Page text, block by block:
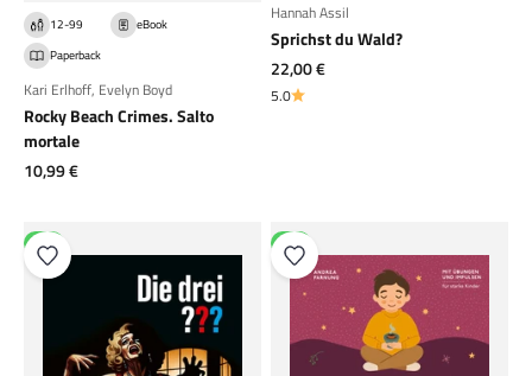
12-99
eBook
Paperback
Kari Erlhoff, Evelyn Boyd
Rocky Beach Crimes. Salto
mortale
Angebot
10,99 €
Hannah Assil
Sprichst du Wald?
Angebot
22,00 €
5.0
NEU NEU